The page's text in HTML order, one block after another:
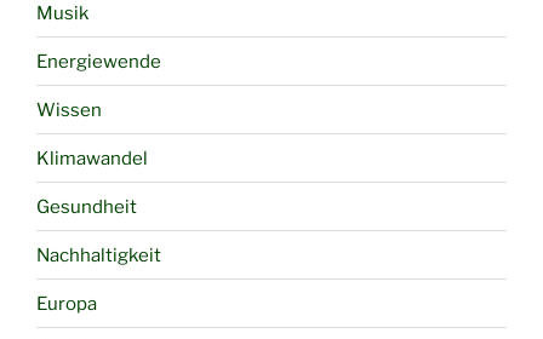
Musik
Energiewende
Wissen
Klimawandel
Gesundheit
Nachhaltigkeit
Europa